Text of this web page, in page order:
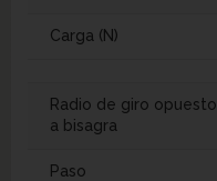
Carga (N)
Radio de giro opuesto
a bisagra
Paso